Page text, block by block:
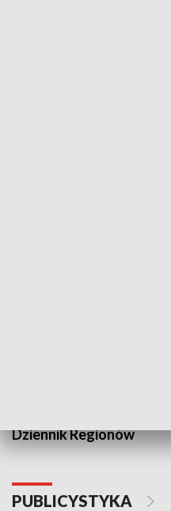
Dziennik Regionów
PUBLICYSTYKA